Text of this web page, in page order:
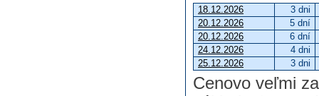
18.12.2026
3 dni
20.12.2026
5 dní
20.12.2026
6 dní
24.12.2026
4 dni
25.12.2026
3 dni
Cenovo veľmi